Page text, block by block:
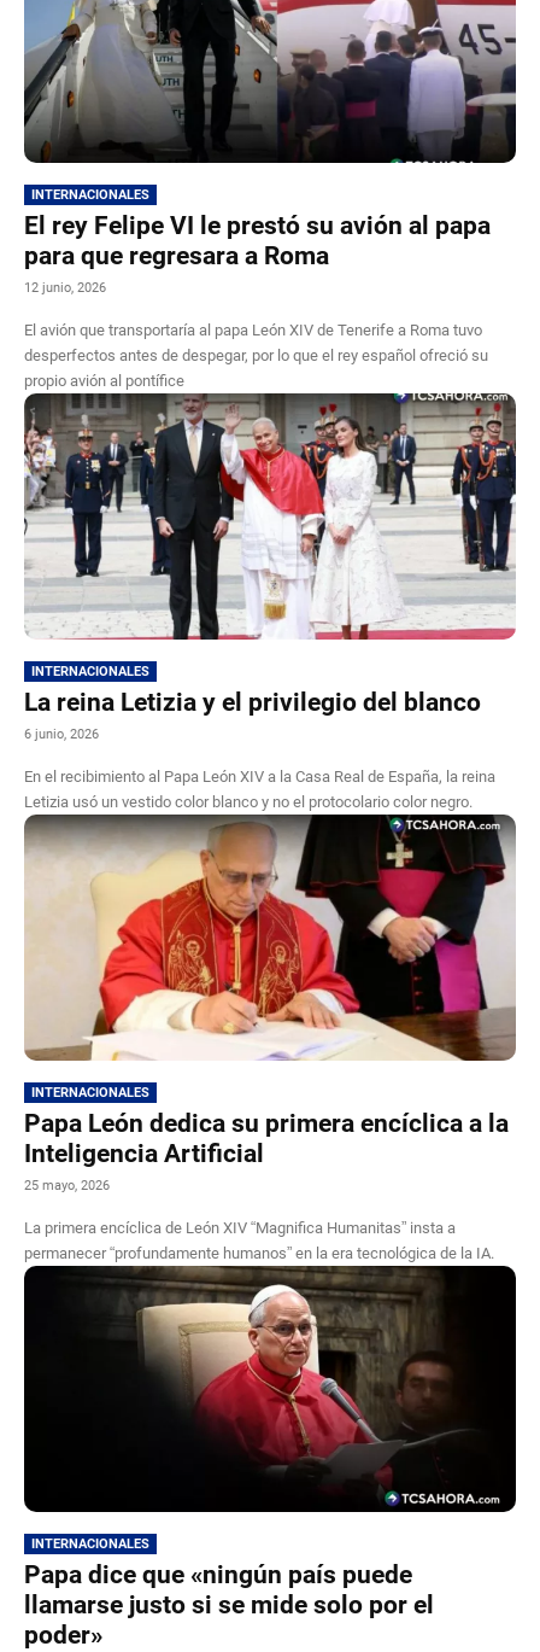
INTERNACIONALES
El rey Felipe VI le prestó su avión al papa
para que regresara a Roma
12 junio, 2026
El avión que transportaría al papa León XIV de Tenerife a Roma tuvo
desperfectos antes de despegar, por lo que el rey español ofreció su
propio avión al pontífice
INTERNACIONALES
La reina Letizia y el privilegio del blanco
6 junio, 2026
En el recibimiento al Papa León XIV a la Casa Real de España, la reina
Letizia usó un vestido color blanco y no el protocolario color negro.
INTERNACIONALES
Papa León dedica su primera encíclica a la
Inteligencia Artificial
25 mayo, 2026
La primera encíclica de León XIV “Magnifica Humanitas” insta a
permanecer “profundamente humanos” en la era tecnológica de la IA.
INTERNACIONALES
Papa dice que «ningún país puede
llamarse justo si se mide solo por el
poder»